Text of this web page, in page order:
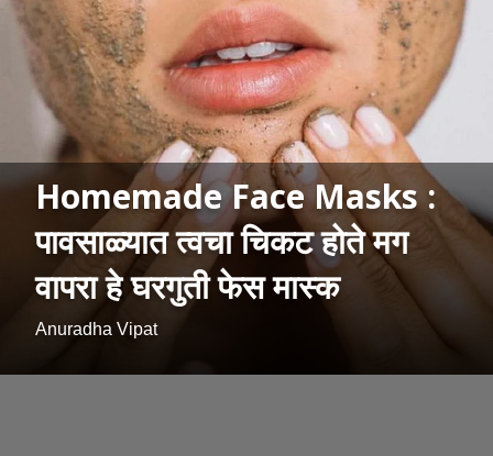
Homemade Face Masks :
पावसाळ्यात त्वचा चिकट होते मग
वापरा हे घरगुती फेस मास्क
Anuradha Vipat